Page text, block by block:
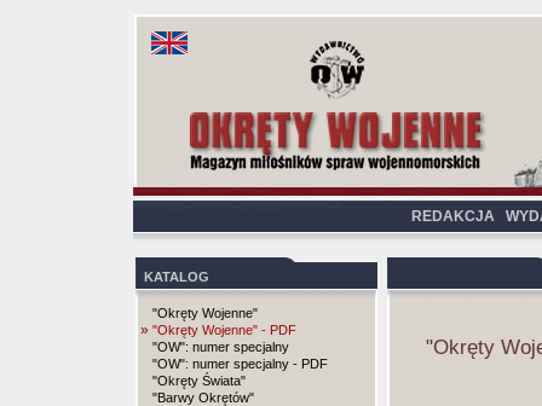
REDAKCJA
KATALOG
"Okręty Wojenne"
» "Okręty Wojenne" - PDF
"OW": numer specjalny
"OW": numer specjalny - PDF
"Okręty Świata"
"Barwy Okrętów"
"Okręty